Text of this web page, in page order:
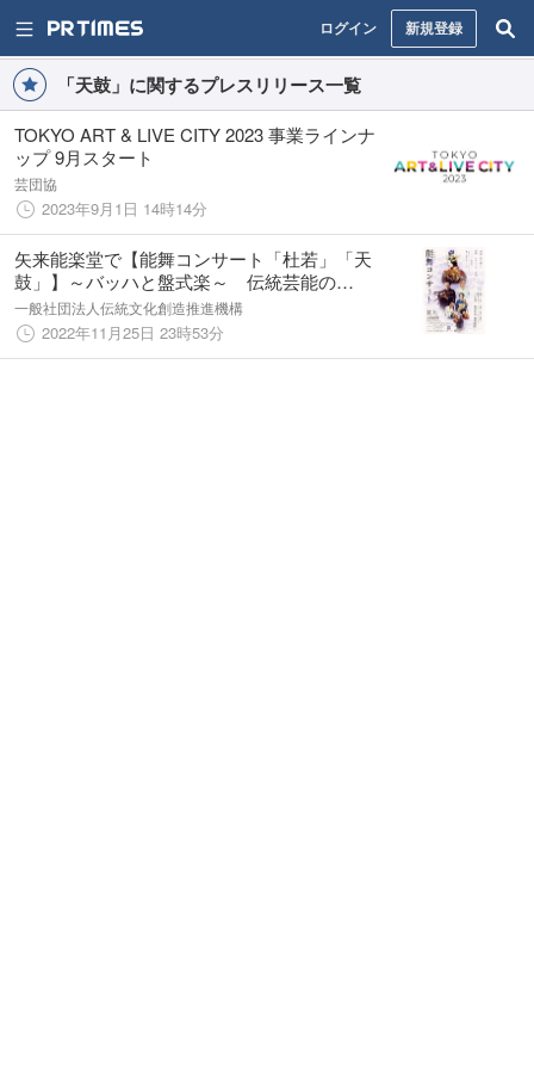
ログイン 新規登録
「天鼓」に関するプレスリリース一覧
TOKYO ART & LIVE CITY 2023 事業ラインナ
ップ 9月スタート
芸団協
2023年9月1日 14時14分
矢来能楽堂で【能舞コンサート「杜若」「天
鼓」】～バッハと盤式楽～ 伝統芸能の
「能」をベースに和洋の文化が融合したユニ
ークな舞台
一般社団法人伝統文化創造推進機構
2022年11月25日 23時53分